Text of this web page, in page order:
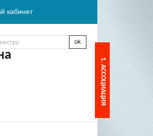
кабинет
1. АССОЦИАЦИЯ